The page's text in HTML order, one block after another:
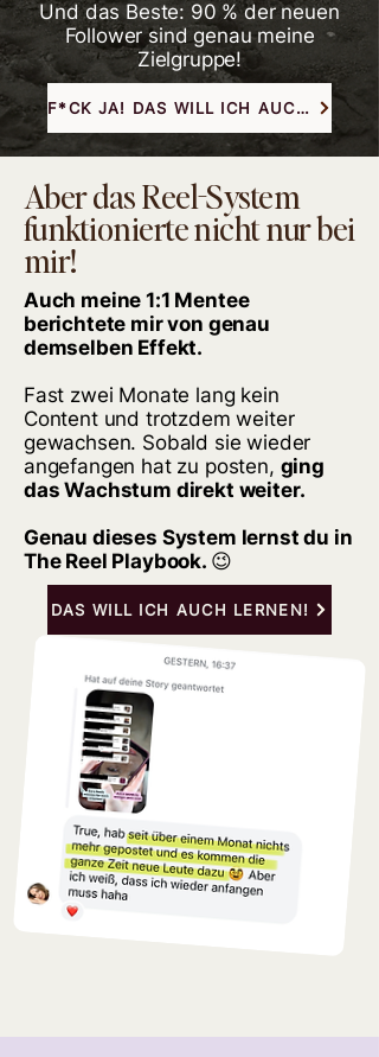
Und das Beste: 90 % der neuen
Follower sind genau meine
Zielgruppe!
F*CK JA! DAS WILL ICH AUCH!
Aber das Reel-System
funktionierte nicht nur bei
mir!
Auch meine 1:1 Mentee
berichtete mir von genau
demselben Effekt.
Fast zwei Monate lang kein
Content und trotzdem weiter
gewachsen. Sobald sie wieder
angefangen hat zu posten, ging
das Wachstum direkt weiter.
Genau dieses System lernst du in
The Reel Playbook. 😉
DAS WILL ICH AUCH LERNEN!